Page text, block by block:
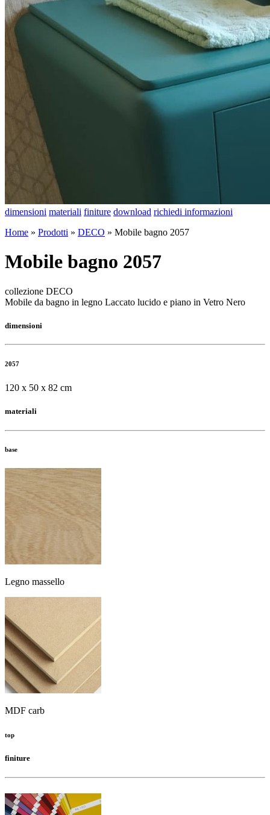
dimensioni materiali finiture download richiedi informazioni
Home » Prodotti » DECO » Mobile bagno 2057
Mobile bagno 2057
collezione DECO
Mobile da bagno in legno Laccato lucido e piano in Vetro Nero
dimensioni
2057
120 x 50 x 82 cm
materiali
base
Legno massello
MDF carb
top
finiture